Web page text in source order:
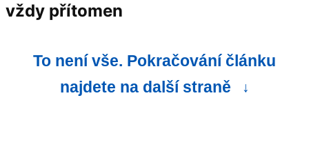
vždy přítomen
To není vše. Pokračování článku
najdete na další straně
↓